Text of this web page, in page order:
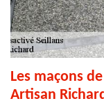
Les maçons
Artisan